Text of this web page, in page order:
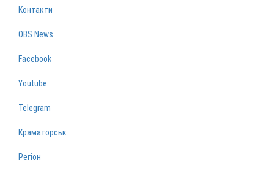
Контакти
OBS News
Facebook
Youtube
Telegram
Краматорськ
Регіон